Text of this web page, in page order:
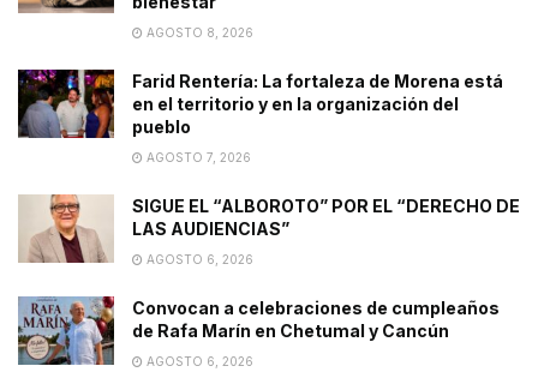
AGOSTO 8, 2026
Farid Rentería: La fortaleza de Morena está
en el territorio y en la organización del
pueblo
AGOSTO 7, 2026
SIGUE EL “ALBOROTO” POR EL “DERECHO DE
LAS AUDIENCIAS”
AGOSTO 6, 2026
Convocan a celebraciones de cumpleaños
de Rafa Marín en Chetumal y Cancún
AGOSTO 6, 2026